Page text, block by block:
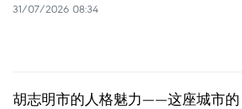
31/07/2026 08:34
胡志明市的人格魅力——这座城市的